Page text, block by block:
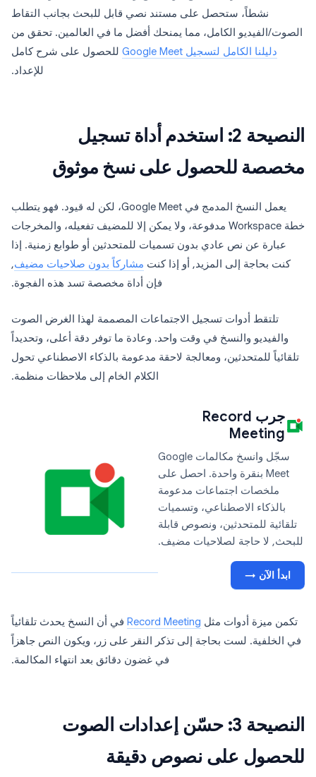
نشطاً، ستحصل على مستند نصي قابل للبحث بجانب التقاط
الصوت/الفيديو الكامل، مما يمنحك أفضل ما في العالمين. تحقق من
دليلنا الكامل لتسجيل Google Meet
للحصول على شرح كامل
للإعداد.
النصيحة 2: استخدم أداة تسجيل
مخصصة للحصول على نسخ موثوق
يعمل النسخ المدمج في Google Meet، لكن له قيود. فهو يتطلب
خطة Workspace مدفوعة، ولا يمكن إلا للمضيف تفعيله، والمخرجات
عبارة عن نص عادي بدون تسميات للمتحدثين أو طوابع زمنية. إذا
كنت بحاجة إلى المزيد, أو إذا كنت مشاركاً بدون صلاحيات مضيف,
فإن أداة مخصصة تسد هذه الفجوة.
تلتقط أدوات تسجيل الاجتماعات المصممة لهذا الغرض الصوت
والفيديو والنسخ في وقت واحد. وعادة ما توفر دقة أعلى، وتحديداً
تلقائياً للمتحدثين، ومعالجة لاحقة مدعومة بالذكاء الاصطناعي تحول
الكلام الخام إلى ملاحظات منظمة.
جرب Record
Meeting
سجّل وانسخ مكالمات Google
Meet بنقرة واحدة. احصل على
ملخصات اجتماعات مدعومة
بالذكاء الاصطناعي، وتسميات
تلقائية للمتحدثين، ونصوص قابلة
للبحث, لا حاجة لصلاحيات مضيف.
ابدأ الآن →
تكمن ميزة أدوات مثل Record Meeting في أن النسخ يحدث تلقائياً
في الخلفية. لست بحاجة إلى تذكر النقر على زر، ويكون النص جاهزاً
في غضون دقائق بعد انتهاء المكالمة.
النصيحة 3: حسّن إعدادات الصوت
للحصول على نصوص دقيقة